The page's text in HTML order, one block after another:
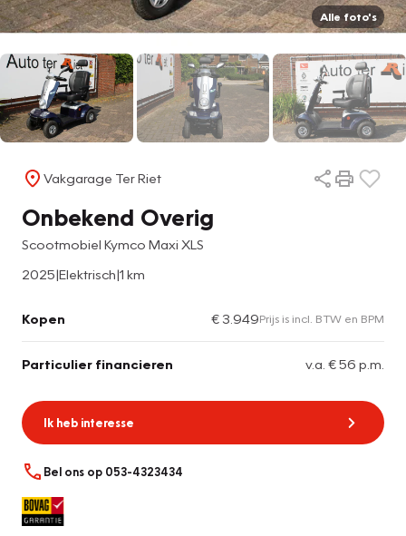
Alle foto's
Vakgarage Ter Riet
Onbekend Overig
Scootmobiel Kymco Maxi XLS
2025|Elektrisch|1 km
Kopen € 3.949Prijs is incl. BTW en BPM
Particulier financieren v.a. € 56 p.m.
Ik heb interesse
Bel ons op 053-4323434